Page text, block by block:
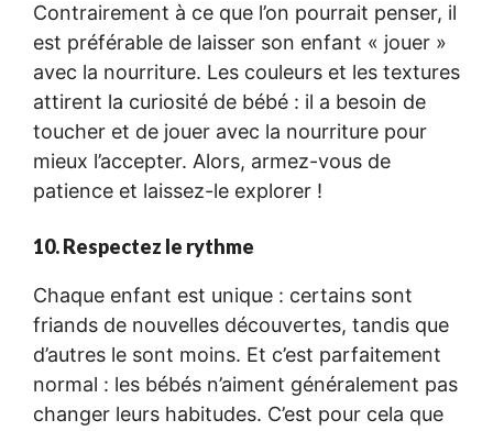
Contrairement à ce que l’on pourrait penser, il
est préférable de laisser son enfant « jouer »
avec la nourriture. Les couleurs et les textures
attirent la curiosité de bébé : il a besoin de
toucher et de jouer avec la nourriture pour
mieux l’accepter. Alors, armez-vous de
patience et laissez-le explorer !
10. Respectez le rythme
Chaque enfant est unique : certains sont
friands de nouvelles découvertes, tandis que
d’autres le sont moins. Et c’est parfaitement
normal : les bébés n’aiment généralement pas
changer leurs habitudes. C’est pour cela que